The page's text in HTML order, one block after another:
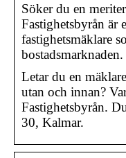
Söker du en
Fastighetsbyrån är
fastighetsmäklare
bostadsmarknaden.
Letar du en
utan och innan?
Fastighetsbyrån.
30, Kalmar.